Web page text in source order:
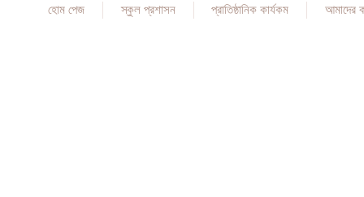
হোম পেজ স্কুল প্রশাসন প্রাতিষ্ঠানিক কার্যকম আমাদের